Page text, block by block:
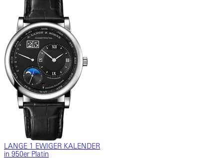
LANGE 1 EWIGER KALENDER
in 950er Platin